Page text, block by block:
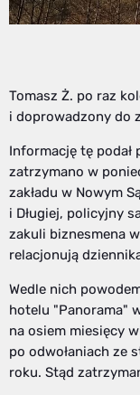
Tomasz Ż. po raz
i doprowadzony do
Informację tę
zatrzymano w
zakładu w Nowym
i Długiej, policyjny
zakuli biznesmena
relacjonują
Wedle nich
hotelu "Panorama"
na osiem miesięcy
po odwołaniach ze
roku. Stąd